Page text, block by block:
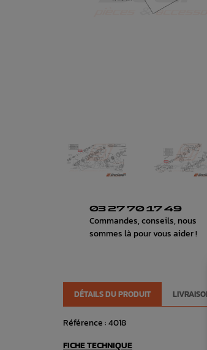
03 27 70 17 49
Commandes, conseils, nous
sommes là pour vous aider !
DÉTAILS DU PRODUIT
Référence :4018
FICHE TECHNIQUE